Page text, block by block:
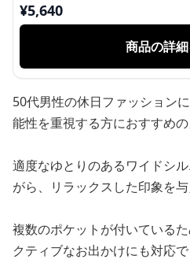
¥5,640
商品の詳
50代男性の休日ファッション
能性を重視する方におすすめ
適度なゆとりのあるワイドシ
がら、リラックスした印象を与
複数のポケットが付いている
クティブなお出かけにも対応で